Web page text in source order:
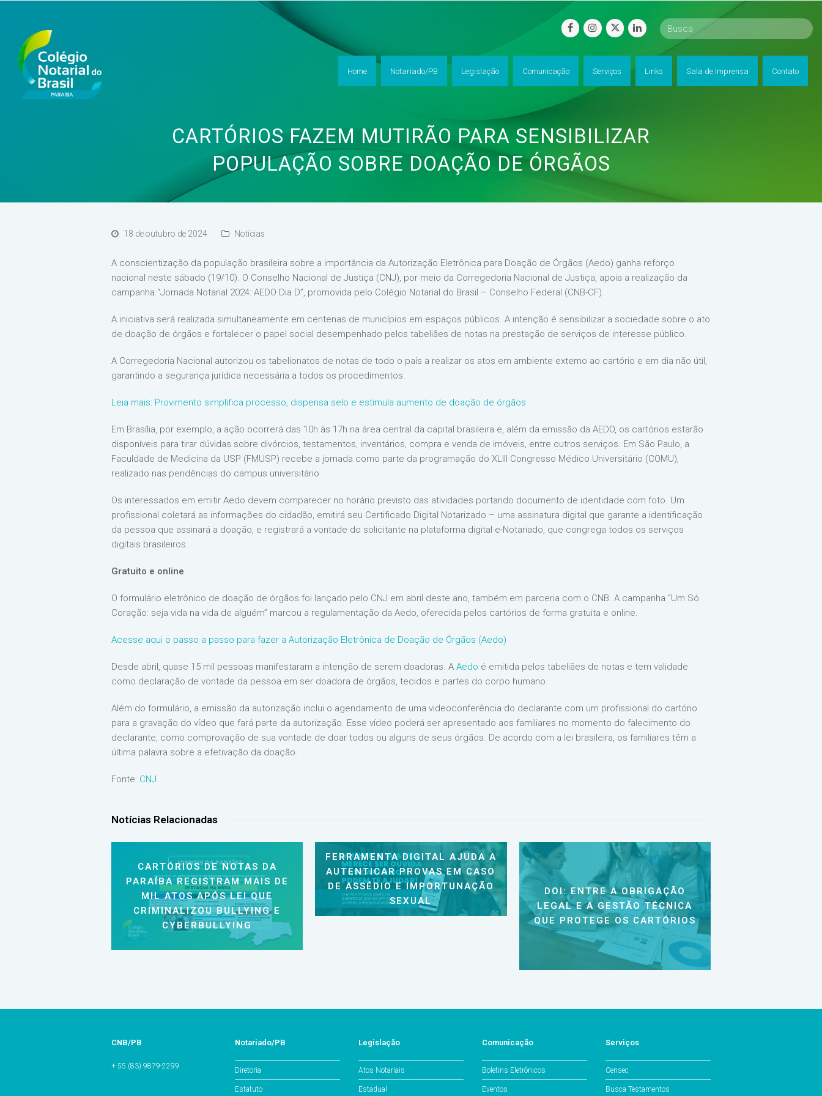
facebookinstagram
twitterlinkedin
Home Notariado/PB Legislação Comunicação Serviços Links Sala de Imprensa Contato
CARTÓRIOS FAZEM MUTIRÃO PARA SENSIBILIZAR
POPULAÇÃO SOBRE DOAÇÃO DE ÓRGÃOS
18 de outubro de 2024 Notícias
A conscientização da população brasileira sobre a importância da Autorização Eletrônica para Doação de Órgãos (Aedo) ganha reforço
nacional neste sábado (19/10). O Conselho Nacional de Justiça (CNJ), por meio da Corregedoria Nacional de Justiça, apoia a realização da
campanha “Jornada Notarial 2024: AEDO Dia D”, promovida pelo Colégio Notarial do Brasil – Conselho Federal (CNB-CF).
A iniciativa será realizada simultaneamente em centenas de municípios em espaços públicos. A intenção é sensibilizar a sociedade sobre o ato
de doação de órgãos e fortalecer o papel social desempenhado pelos tabeliães de notas na prestação de serviços de interesse público.
A Corregedoria Nacional autorizou os tabelionatos de notas de todo o país a realizar os atos em ambiente externo ao cartório e em dia não útil,
garantindo a segurança jurídica necessária a todos os procedimentos.
Leia mais: Provimento simplifica processo, dispensa selo e estimula aumento de doação de órgãos
Em Brasília, por exemplo, a ação ocorrerá das 10h às 17h na área central da capital brasileira e, além da emissão da AEDO, os cartórios estarão
disponíveis para tirar dúvidas sobre divórcios, testamentos, inventários, compra e venda de imóveis, entre outros serviços. Em São Paulo, a
Faculdade de Medicina da USP (FMUSP) recebe a jornada como parte da programação do XLIII Congresso Médico Universitário (COMU),
realizado nas pendências do campus universitário.
Os interessados em emitir Aedo devem comparecer no horário previsto das atividades portando documento de identidade com foto. Um
profissional coletará as informações do cidadão, emitirá seu Certificado Digital Notarizado – uma assinatura digital que garante a identificação
da pessoa que assinará a doação, e registrará a vontade do solicitante na plataforma digital e-Notariado, que congrega todos os serviços
digitais brasileiros.
Gratuito e online
O formulário eletrônico de doação de órgãos foi lançado pelo CNJ em abril deste ano, também em parceria com o CNB. A campanha “Um Só
Coração: seja vida na vida de alguém” marcou a regulamentação da Aedo, oferecida pelos cartórios de forma gratuita e online.
Acesse aqui o passo a passo para fazer a Autorização Eletrônica de Doação de Órgãos (Aedo)
Desde abril, quase 15 mil pessoas manifestaram a intenção de serem doadoras. A Aedo é emitida pelos tabeliães de notas e tem validade
como declaração de vontade da pessoa em ser doadora de órgãos, tecidos e partes do corpo humano.
Além do formulário, a emissão da autorização inclui o agendamento de uma videoconferência do declarante com um profissional do cartório
para a gravação do vídeo que fará parte da autorização. Esse vídeo poderá ser apresentado aos familiares no momento do falecimento do
declarante, como comprovação de sua vontade de doar todos ou alguns de seus órgãos. De acordo com a lei brasileira, os familiares têm a
última palavra sobre a efetivação da doação.
Fonte: CNJ
Notícias Relacionadas
CARTÓRIOS DE NOTAS DA
PARAÍBA REGISTRAM MAIS DE
MIL ATOS APÓS LEI QUE
CRIMINALIZOU BULLYING E
CYBERBULLYING
FERRAMENTA DIGITAL AJUDA A
AUTENTICAR PROVAS EM CASO
DE ASSÉDIO E IMPORTUNAÇÃO
SEXUAL
DOI: ENTRE A OBRIGAÇÃO
LEGAL E A GESTÃO TÉCNICA
QUE PROTEGE OS CARTÓRIOS
CNB/PB
+ 55 (83) 9879-2299
Notariado/PB
Diretoria
Estatuto
Legislação
Atos Notariais
Estadual
Comunicação
Boletins Eletrônicos
Eventos
Serviços
Censec
Busca Testamentos